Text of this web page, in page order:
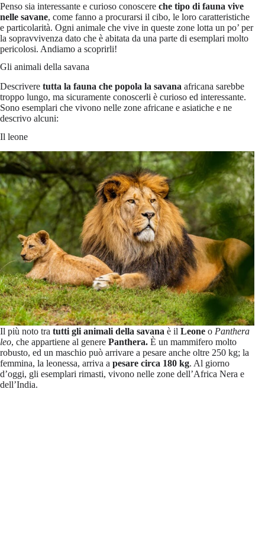
Penso sia interessante e curioso conoscere che tipo di fauna vive
nelle savane, come fanno a procurarsi il cibo, le loro caratteristiche
e particolarità. Ogni animale che vive in queste zone lotta un po’ per
la sopravvivenza dato che è abitata da una parte di esemplari molto
pericolosi. Andiamo a scoprirli!
Gli animali della savana
Descrivere tutta la fauna che popola la savana africana sarebbe
troppo lungo, ma sicuramente conoscerli è curioso ed interessante.
Sono esemplari che vivono nelle zone africane e asiatiche e ne
descrivo alcuni:
Il leone
Il più noto tra tutti gli animali della savana è il Leone o Panthera
leo, che appartiene al genere Panthera. È un mammifero molto
robusto, ed un maschio può arrivare a pesare anche oltre 250 kg; la
femmina, la leonessa, arriva a pesare circa 180 kg. Al giorno
d’oggi, gli esemplari rimasti, vivono nelle zone dell’Africa Nera e
dell’India.